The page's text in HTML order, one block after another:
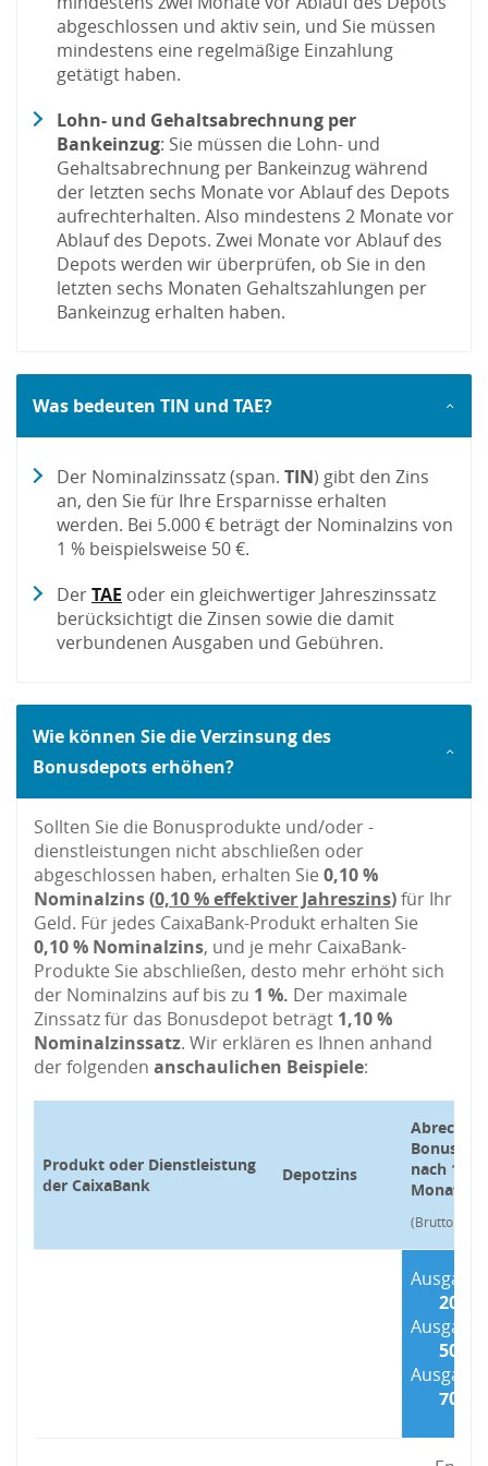
abgeschlossen und aktiv sein, und Sie müssen
mindestens eine regelmäßige Einzahlung
getätigt haben.
Lohn- und Gehaltsabrechnung per
Bankeinzug: Sie müssen die Lohn- und
Gehaltsabrechnung per Bankeinzug während
der letzten sechs Monate vor Ablauf des Depots
aufrechterhalten. Also mindestens 2 Monate vor
Ablauf des Depots. Zwei Monate vor Ablauf des
Depots werden wir überprüfen, ob Sie in den
letzten sechs Monaten Gehaltszahlungen per
Bankeinzug erhalten haben.
Was bedeuten TIN und TAE?
Der Nominalzinssatz (span. TIN) gibt den Zins
an, den Sie für Ihre Ersparnisse erhalten
werden. Bei 5.000 € beträgt der Nominalzins von
1 % beispielsweise 50 €.
DerTAE oder ein gleichwertiger Jahreszinssatz
berücksichtigt die Zinsen sowie die damit
verbundenen Ausgaben und Gebühren.
Wie können Sie die Verzinsung des
Bonusdepots erhöhen?
Sollten Sie die Bonusprodukte und/oder -
dienstleistungen nicht abschließen oder
abgeschlossen haben, erhalten Sie 0,10 %
Nominalzins (0,10 % effektiver Jahreszins)für Ihr
Geld. Für jedes CaixaBank-Produkt erhalten Sie
0,10 % Nominalzins, und je mehr CaixaBank-
Produkte Sie abschließen, desto mehr erhöht sich
der Nominalzins auf bis zu 1 %. Der maximale
Zinssatz für das Bonusdepot beträgt 1,10 %
Nominalzinssatz. Wir erklären es Ihnen anhand
der folgenden anschaulichen Beispiele:
Produkt oder Dienstleistung
der CaixaBank
Depotzins
nach 12
Monaten